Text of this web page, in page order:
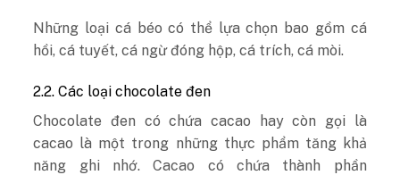
Những loại cá béo có thể lựa chọn bao gồm cá
hồi, cá tuyết, cá ngừ đóng hộp, cá trích, cá mòi.
2.2. Các loại chocolate đen
Chocolate đen có chứa cacao hay còn gọi là
cacao là một trong những thực phẩm tăng khả
năng ghi nhớ. Cacao có chứa thành phần